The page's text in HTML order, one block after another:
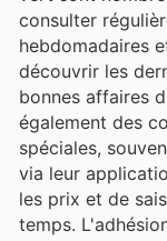
consulter
hebdomadaires
découvrir les
bonnes affaires
également des
spéciales,
via leur
les prix et de
temps.